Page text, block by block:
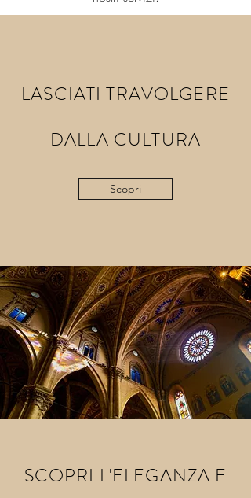
LASCIATI TRAVOLGERE
DALLA CULTURA
Scopri
SCOPRI L'ELEGANZA E